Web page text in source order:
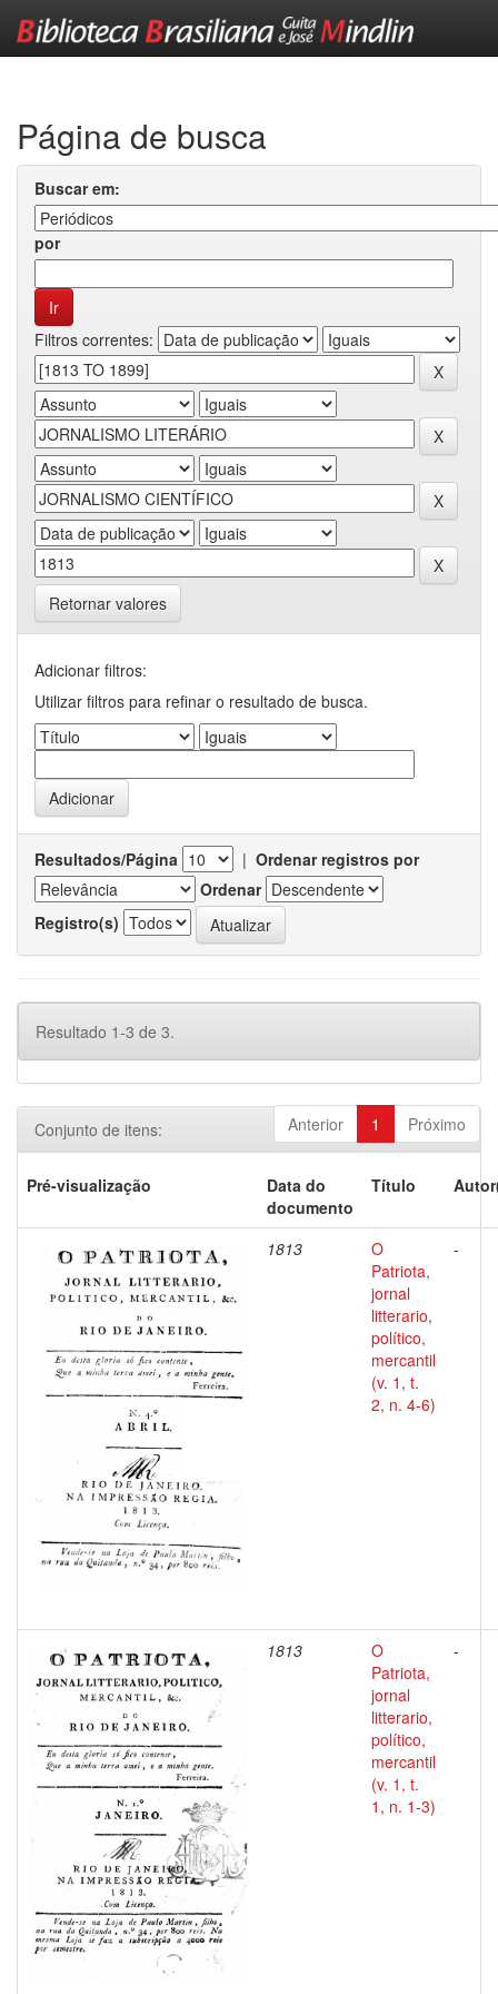
Página de busca
Buscar em:
por
Filtros correntes:
Retornar valores
Adicionar filtros:
Utilizar filtros para refinar o resultado de busca.
Resultados/Página | Ordenar registros por
Ordenar
Registro(s)
Resultado 1-3 de 3.
Anterior 1 Próximo
Conjunto de itens:
Pré-visualização
Data do
documento
Título
1813
O
Patriota,
jornal
litterario,
político,
mercantil
(v. 1, t.
2, n. 4-6)
-
1813
O
Patriota,
jornal
litterario,
político,
mercantil
(v. 1, t.
1, n. 1-3)
-